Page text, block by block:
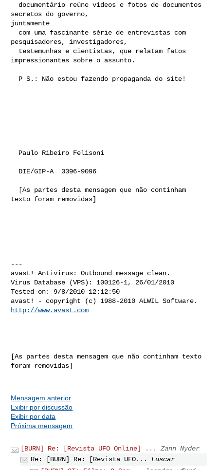
secretos do governo,
juntamente
pesquisadores, investigadores,
impressionantes sobre o assunto.
texto foram removidas]
---
avast! Antivirus: Outbound message clean.
Virus Database (VPS): 100126-1, 26/01/2010
Tested on: 9/8/2010 12:12:50
http://www.avast.com
[As partes desta mensagem que não continham texto
foram removidas]
Mensagem anterior
Exibir por discussão
Exibir por data
Próxima mensagem
[BURN] Re: [Revista UFO Online] ...
Zann Nyder
Re: [BURN] Re: [Revista UFO...
Luscar